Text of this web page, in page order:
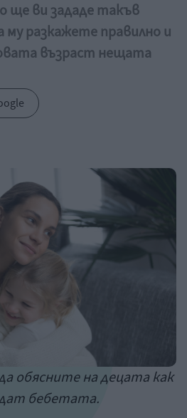
ще ви зададе такъв
му разкажете правилно и
възраст нещата
обясните на децата как
бебетата.